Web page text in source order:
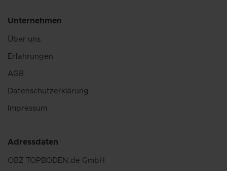
Unternehmen
Über uns
Erfahrungen
AGB
Datenschutzerklärung
Impressum
Adressdaten
OBZ TOPBODEN.de GmbH